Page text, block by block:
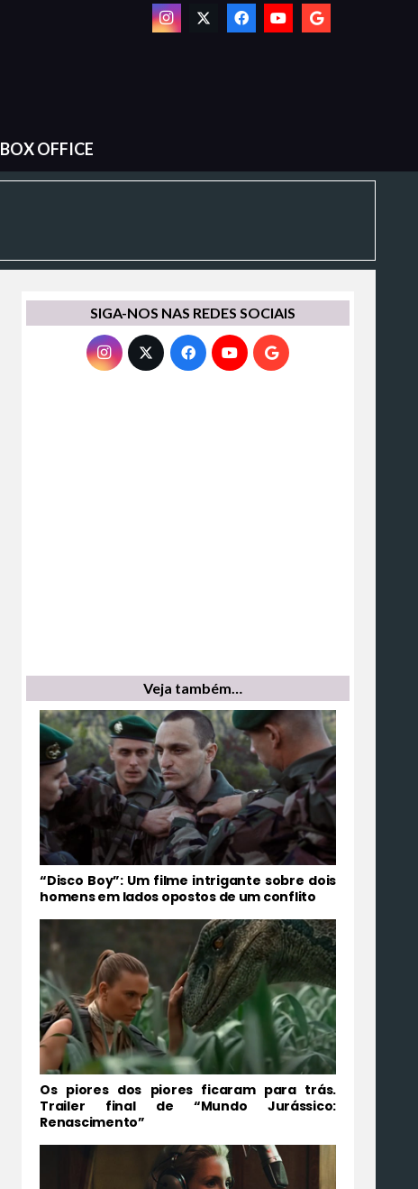
BOX OFFICE
SIGA-NOS NAS REDES SOCIAIS
Veja também…
“Disco Boy”: Um filme intrigante sobre dois
homens em lados opostos de um conflito
Os piores dos piores ficaram para trás.
Trailer final de “Mundo Jurássico:
Renascimento”